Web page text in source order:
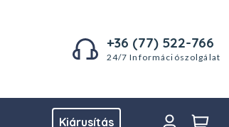
+36 (77) 522-766
24/7 Információszolgálat
Kiárusítás